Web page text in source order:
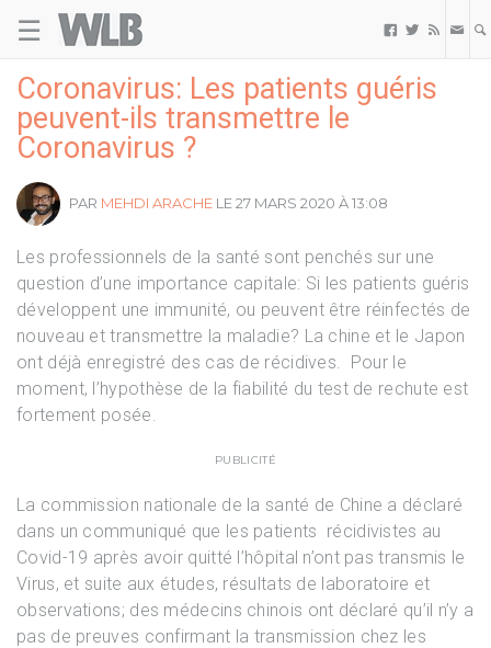
☰   
Coronavirus: Les patients guéris
peuvent-ils transmettre le
Coronavirus ?
PAR MEHDI ARACHE LE 27 MARS 2020 À 13:08
Les professionnels de la santé sont penchés sur une
question d’une importance capitale: Si les patients guéris
développent une immunité, ou peuvent être réinfectés de
nouveau et transmettre la maladie? La chine et le Japon
ont déjà enregistré des cas de récidives. Pour le
moment, l’hypothèse de la fiabilité du test de rechute est
fortement posée.
PUBLICITÉ
La commission nationale de la santé de Chine a déclaré
dans un communiqué que les patients récidivistes au
Covid-19 après avoir quitté l’hôpital n’ont pas transmis le
Virus, et suite aux études, résultats de laboratoire et
observations; des médecins chinois ont déclaré qu’il n’y a
pas de preuves confirmant la transmission chez les